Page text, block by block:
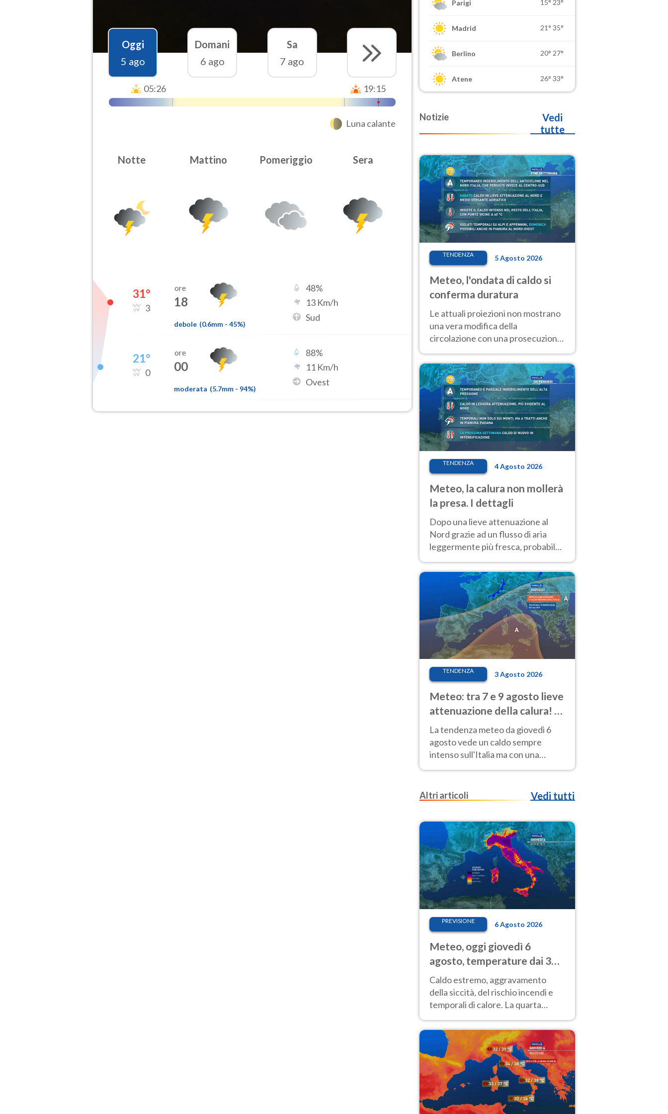
Oggi
5 ago
Domani
6 ago
Sa
7 ago
05:26 19:15
Luna calante
Notte Mattino Pomeriggio Sera
31°
3
ore
18
debole (0.6mm - 45%)
48%
13 Km/h
Sud
21°
0
ore
00
moderata (5.7mm - 94%)
88%
11 Km/h
Ovest
Parigi 15° 23°
Madrid 21° 35°
Berlino 20° 27°
Atene 26° 33°
Notizie
Vedi
tutte
TENDENZA 5 Agosto 2026
Meteo, l'ondata di caldo si
conferma duratura
Le attuali proiezioni non mostrano
una vera modifica della
circolazione con una prosecuzione
giorni, compresa la settimana di
Ferragosto
TENDENZA 4 Agosto 2026
Meteo, la calura non mollerà
la presa. I dettagli
Dopo una lieve attenuazione al
Nord grazie ad un flusso di aria
leggermente più fresca, probabile
africano entro Ferragosto
TENDENZA 3 Agosto 2026
Meteo: tra 7 e 9 agosto lieve
attenuazione della calura! Al
Nord rischio temporali
La tendenza meteo da giovedì 6
agosto vede un caldo sempre
intenso sull'Italia ma con una
parziale e lieve attenuazione tra il 7
Altri articoli
Vedi tutti
PREVISIONE 6 Agosto 2026
Meteo, oggi giovedì 6
agosto, temperature dai 33
ai 40 gradi
Caldo estremo, aggravamento
della siccità, del rischio incendi e
temporali di calore. La quarta
tregua e durerà fino Ferragosto